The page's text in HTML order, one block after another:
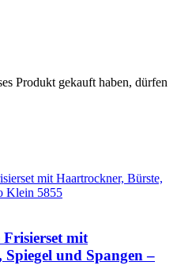
Produkt gekauft haben, dürfen
mit
und Spangen –